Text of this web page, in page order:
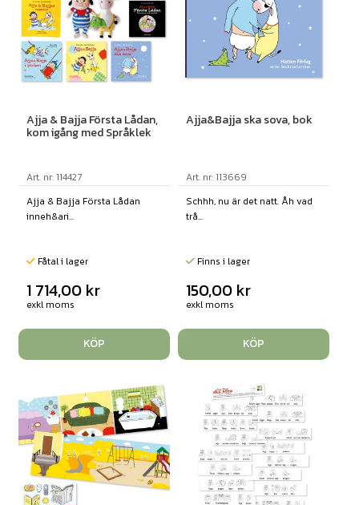
Ajja & Bajja Första Lådan,
kom igång med Språklek
Art. nr: 114427
Ajja & Bajja Första Lådan
inneh&ari...
Fåtal i lager
1 714,00 kr
exkl moms
KÖP
Ajja&Bajja ska sova, bok
Art. nr: 113669
Schhh, nu är det natt. Åh vad
trå...
Finns i lager
150,00 kr
exkl moms
KÖP